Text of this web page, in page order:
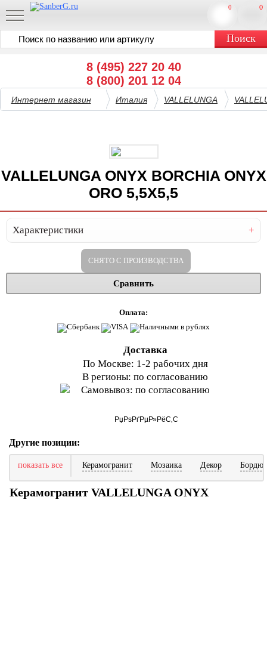
8 (495) 227 20 40
8 (800) 201 12 04
0
0
Интернет магазин Италия VALLELUNGA
VALLELUNGA ONYX BORCHIA ONYX
ORO 5,5X5,5
Характеристики
СНЯТО С ПРОИЗВОДСТВА
Сравнить
Оплата:
Доставка
По Москве: 1-2 рабочих дня
В регионы: по согласованию
Самовывоз: по согласованию
Другие позиции:
показать все Керамогранит Мозаика Декор Бордюр
Керамогранит VALLELUNGA ONYX